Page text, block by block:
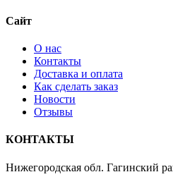
Сайт
О нас
Контакты
Доставка и оплата
Как сделать заказ
Новости
Отзывы
КОНТАКТЫ
Нижегородская обл. Гагинский